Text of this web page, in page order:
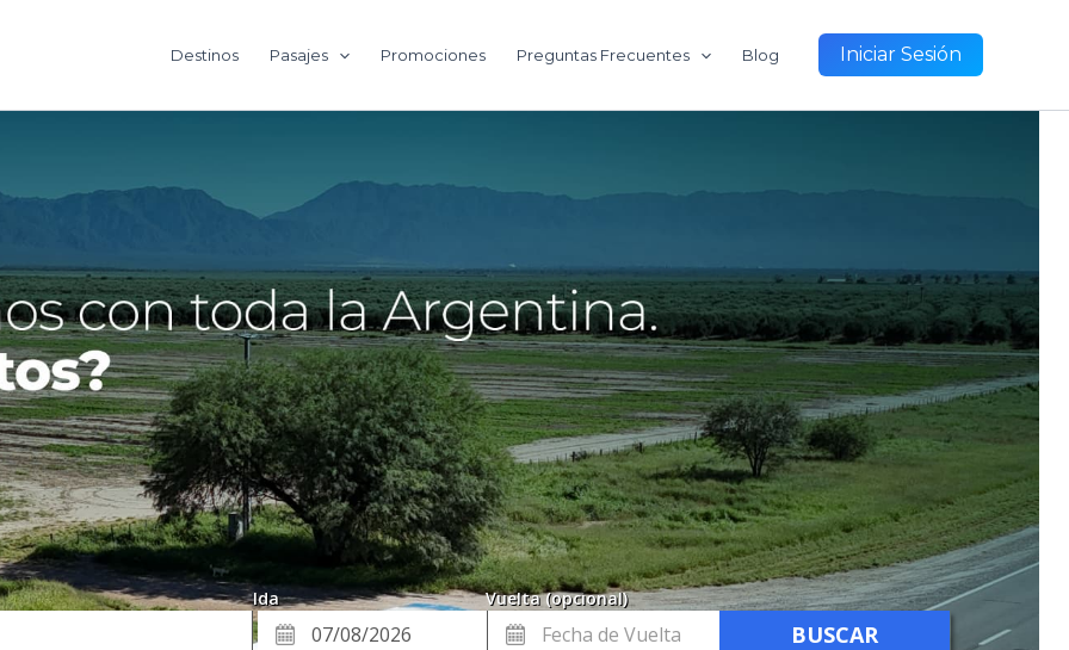
Destinos Pasajes Promociones Preguntas Frecuentes Blog Iniciar Sesión